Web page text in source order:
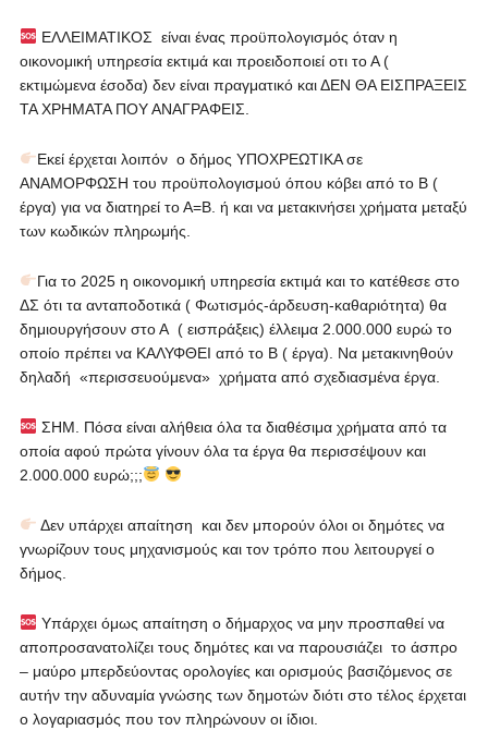
ΕΛΛΕΙΜΑΤΙΚΟΣ είναι ένας προϋπολογισμός όταν η
οικονομική υπηρεσία εκτιμά και προειδοποιεί οτι το Α (
εκτιμώμενα έσοδα) δεν είναι πραγματικό και ΔΕΝ ΘΑ ΕΙΣΠΡΑΞΕΙΣ
ΤΑ ΧΡΗΜΑΤΑ ΠΟΥ ΑΝΑΓΡΑΦΕΙΣ.
Εκεί έρχεται λοιπόν ο δήμος ΥΠΟΧΡΕΩΤΙΚΑ σε
ΑΝΑΜΟΡΦΩΣΗ του προϋπολογισμού όπου κόβει από το Β (
έργα) για να διατηρεί το Α=Β. ή και να μετακινήσει χρήματα μεταξύ
των κωδικών πληρωμής.
Για το 2025 η οικονομική υπηρεσία εκτιμά και το κατέθεσε στο
ΔΣ ότι τα ανταποδοτικά ( Φωτισμός-άρδευση-καθαριότητα) θα
δημιουργήσουν στο Α ( εισπράξεις) έλλειμα 2.000.000 ευρώ το
οποίο πρέπει να ΚΑΛΥΦΘΕΙ από το Β ( έργα). Να μετακινηθούν
δηλαδή «περισσευούμενα» χρήματα από σχεδιασμένα έργα.
ΣΗΜ. Πόσα είναι αλήθεια όλα τα διαθέσιμα χρήματα από τα
οποία αφού πρώτα γίνουν όλα τα έργα θα περισσέψουν και
2.000.000 ευρώ;;;
Δεν υπάρχει απαίτηση και δεν μπορούν όλοι οι δημότες να
γνωρίζουν τους μηχανισμούς και τον τρόπο που λειτουργεί ο
δήμος.
Υπάρχει όμως απαίτηση ο δήμαρχος να μην προσπαθεί να
αποπροσανατολίζει τους δημότες και να παρουσιάζει το άσπρο
– μαύρο μπερδεύοντας ορολογίες και ορισμούς βασιζόμενος σε
αυτήν την αδυναμία γνώσης των δημοτών διότι στο τέλος έρχεται
ο λογαριασμός που τον πληρώνουν οι ίδιοι.